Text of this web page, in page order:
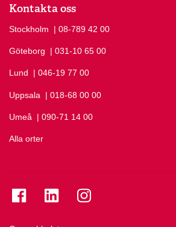
Kontakta oss
Stockholm Ring Stockholm på
| 08-789 42 00
Göteborg Ring Göteborg på
| 031-10 65 00
Lund Ring Lund på
| 046-19 77 00
Uppsala Ring Uppsala på
| 018-68 00 00
Umeå Ring Umeå på
| 090-71 14 00
Alla orter
Se folkuniversitetet på Facebook
Se folkuniversitetet på LinkedIn